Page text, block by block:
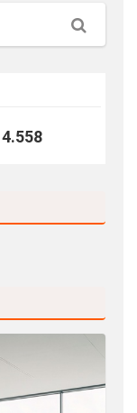
Căutare
4.558